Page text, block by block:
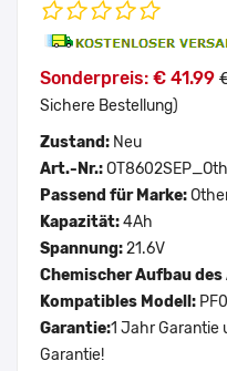
Sonderpreis: € 41.99
Sichere Bestellung)
Zustand: Neu
Art.-Nr.:OT8602SEP_Oth
Passend für Marke:
Kapazität:4Ah
Spannung:21.6V
Chemischer Aufbau des
Kompatibles Modell:
Garantie:1 Jahr Garantie
Garantie!